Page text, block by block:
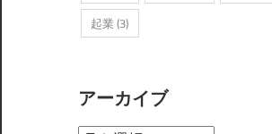
起業 (3)
アーカイブ